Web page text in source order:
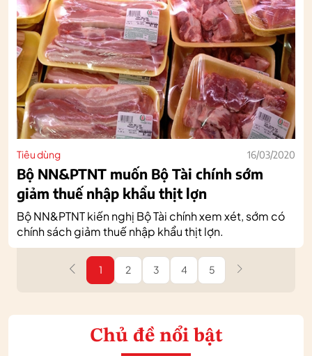
Tiêu dùng 16/03/2020
Bộ NN&PTNT muốn Bộ Tài chính sớm
giảm thuế nhập khẩu thịt lợn
Bộ NN&PTNT kiến nghị Bộ Tài chính xem xét, sớm có
chính sách giảm thuế nhập khẩu thịt lợn.
1 2 3 4 5
Chủ đề nổi bật